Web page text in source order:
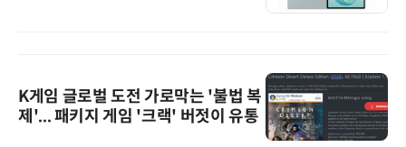
K게임 글로벌 도전 가로막는 '불법 복
제'... 패키지 게임 '크랙' 버젓이 유통